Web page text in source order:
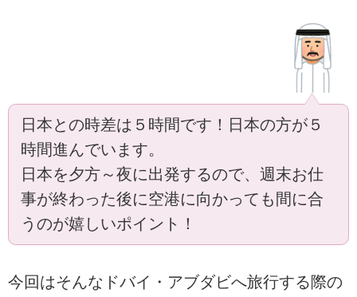
日本との時差は５時間です！日本の方が５
時間進んでいます。
日本を夕方～夜に出発するので、週末お仕
事が終わった後に空港に向かっても間に合
うのが嬉しいポイント！
今回はそんなドバイ・アブダビへ旅行する際の